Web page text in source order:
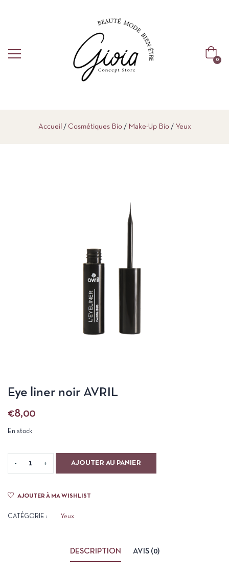
0
Accueil Cosmétiques Bio Make-Up Bio Yeux
Eye liner noir AVRIL
€8,00
En stock
AJOUTER AU PANIER
AJOUTER À MA WISHLIST
CATÉGORIE : Yeux
DESCRIPTION AVIS (0)